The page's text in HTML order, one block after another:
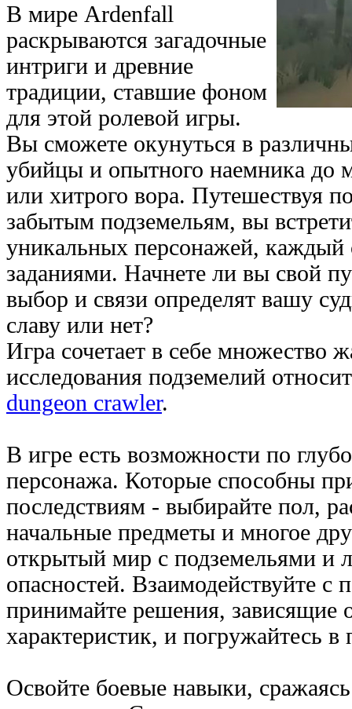
В мире Ardenfall
раскрываются загадочные
интриги и древние
традиции, ставшие фоном
для этой ролевой игры.
Вы сможете окунуться в
убийцы и опытного наемника до
или хитрого вора. Путешествуя
забытым подземельям, вы
уникальных персонажей, каждый
заданиями. Начнете ли вы свой
выбор и связи определят вашу
славу или нет?
Игра сочетает в себе множество
исследования подземелий
dungeon crawler.
В игре есть возможности по
персонажа. Которые способны
последствиям - выбирайте пол,
начальные предметы и многое
открытый мир с подземельями и
опасностей. Взаимодействуйте с
принимайте решения, зависящие
характеристик, и погружайтесь
Освойте боевые навыки,